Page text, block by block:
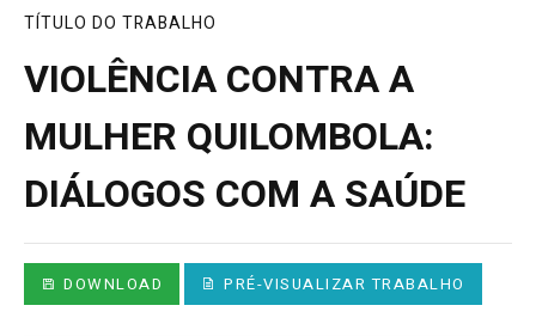
TÍTULO DO TRABALHO
VIOLÊNCIA CONTRA A
MULHER QUILOMBOLA:
DIÁLOGOS COM A SAÚDE
DOWNLOAD PRÉ-VISUALIZAR TRABALHO